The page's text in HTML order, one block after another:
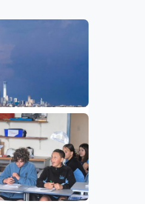
dunia